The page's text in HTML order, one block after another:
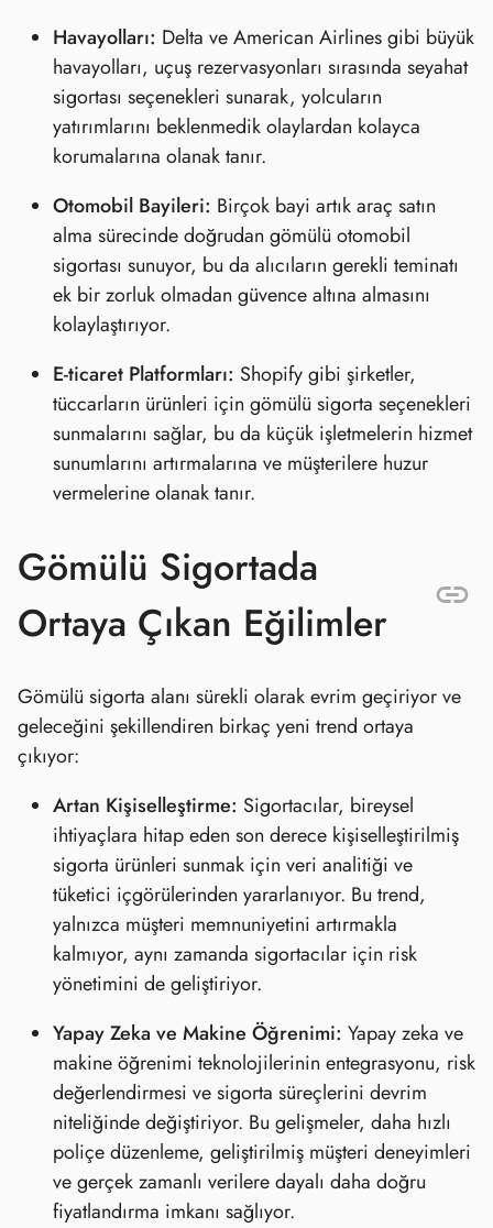
Havayolları: Delta ve American Airlines gibi büyük
havayolları, uçuş rezervasyonları sırasında seyahat
sigortası seçenekleri sunarak, yolcuların
yatırımlarını beklenmedik olaylardan kolayca
korumalarına olanak tanır.
Otomobil Bayileri: Birçok bayi artık araç satın
alma sürecinde doğrudan gömülü otomobil
sigortası sunuyor, bu da alıcıların gerekli teminatı
ek bir zorluk olmadan güvence altına almasını
kolaylaştırıyor.
E-ticaret Platformları: Shopify gibi şirketler,
tüccarların ürünleri için gömülü sigorta seçenekleri
sunmalarını sağlar, bu da küçük işletmelerin hizmet
sunumlarını artırmalarına ve müşterilere huzur
vermelerine olanak tanır.
Gömülü Sigortada
Ortaya Çıkan Eğilimler
Gömülü sigorta alanı sürekli olarak evrim geçiriyor ve
geleceğini şekillendiren birkaç yeni trend ortaya
çıkıyor:
Artan Kişiselleştirme: Sigortacılar, bireysel
ihtiyaçlara hitap eden son derece kişiselleştirilmiş
sigorta ürünleri sunmak için veri analitiği ve
tüketici içgörülerinden yararlanıyor. Bu trend,
yalnızca müşteri memnuniyetini artırmakla
kalmıyor, aynı zamanda sigortacılar için risk
yönetimini de geliştiriyor.
Yapay Zeka ve Makine Öğrenimi: Yapay zeka ve
makine öğrenimi teknolojilerinin entegrasyonu, risk
değerlendirmesi ve sigorta süreçlerini devrim
niteliğinde değiştiriyor. Bu gelişmeler, daha hızlı
poliçe düzenleme, geliştirilmiş müşteri deneyimleri
ve gerçek zamanlı verilere dayalı daha doğru
fiyatlandırma imkanı sağlıyor.